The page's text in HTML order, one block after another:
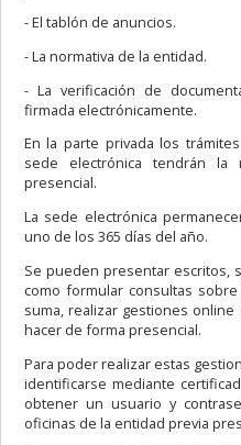
- El tablón de anuncios.
- La normativa de la entidad.
- La verificación de
firmada electrónicamente.
En la parte privada los
sede electrónica tendrán la
presencial.
La sede electrónica
uno de los 365 días del año.
Se pueden presentar escritos,
como formular consultas
suma, realizar gestiones
hacer de forma presencial.
Para poder realizar estas
identificarse mediante
obtener un usuario y
oficinas de la entidad previa